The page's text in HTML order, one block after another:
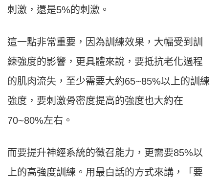
刺激，還是5%的刺激。
這一點非常重要，因為訓練效果，大幅受到訓
練強度的影響，更具體來說，要抵抗老化過程
的肌肉流失，至少需要大約65~85%以上的訓練
強度，要刺激骨密度提高的強度也大約在
70~80%左右。
而要提升神經系統的徵召能力，更需要85%以
上的高強度訓練。用最白話的方式來講，「要